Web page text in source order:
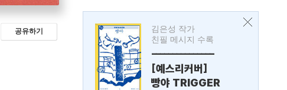
공유하기
김은성 작가
친필 메시지 수록
---------------
[예스리커버]
빵야 TRIGGER